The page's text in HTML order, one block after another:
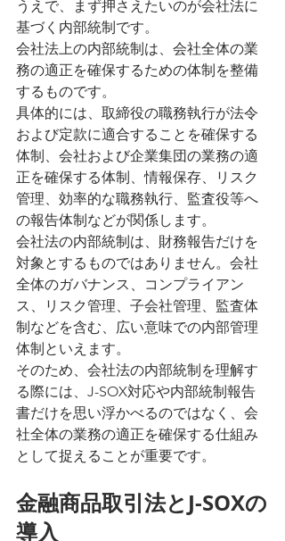
うえで、まず押さえたいのが会社法に
基づく内部統制です。
会社法上の内部統制は、会社全体の業
務の適正を確保するための体制を整備
するものです。
具体的には、取締役の職務執行が法令
および定款に適合することを確保する
体制、会社および企業集団の業務の適
正を確保する体制、情報保存、リスク
管理、効率的な職務執行、監査役等へ
の報告体制などが関係します。
会社法の内部統制は、財務報告だけを
対象とするものではありません。会社
全体のガバナンス、コンプライアン
ス、リスク管理、子会社管理、監査体
制などを含む、広い意味での内部管理
体制といえます。
そのため、会社法の内部統制を理解す
る際には、J-SOX対応や内部統制報告
書だけを思い浮かべるのではなく、会
社全体の業務の適正を確保する仕組み
として捉えることが重要です。
金融商品取引法とJ-SOXの
導入